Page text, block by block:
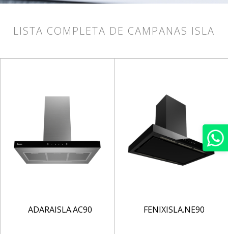
LISTA COMPLETA DE CAMPANAS ISLA
ADARAISLA.AC90 FENIXISLA.NE90